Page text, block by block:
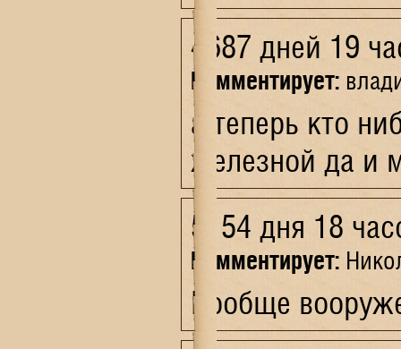
4687 дней 19
Комментирует:
а теперь кто
железной да и
5154 дня 18
Комментирует:
Вообще